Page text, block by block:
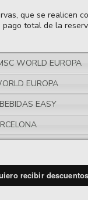
que se realicen
total de la
Bancaria
Corriente
Caixa / Redsýs
COMISIONES DE
Y/O EN
WORLD EUROPA
EUROPA
EASY
VERDE A TU AIRE